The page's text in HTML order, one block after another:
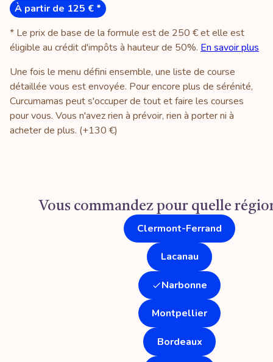
À partir de 125 € *
* Le prix de base de la formule est de 250 € et elle est
éligible au crédit d'impôts à hauteur de 50%. En savoir plus
Une fois le menu défini ensemble, une liste de course
détaillée vous est envoyée. Pour encore plus de sérénité,
Curcumamas peut s'occuper de tout et faire les courses
pour vous. Vous n'avez rien à prévoir, rien à porter ni à
acheter de plus. (+130 €)
Vous commandez pour quelle
Clermont-Ferrand
Lacanau
Narbonne
Montpellier
Bordeaux